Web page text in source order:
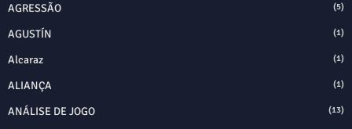
AGRESSÃO (5)
AGUSTÍN (1)
Alcaraz (1)
ALIANÇA (1)
ANÁLISE DE JOGO (13)